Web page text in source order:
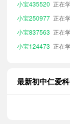
小宝435520 正在
小宝250977 正在
小宝837563 正在
小宝124473 正在
小宝235630
正在
最新初中仁爱